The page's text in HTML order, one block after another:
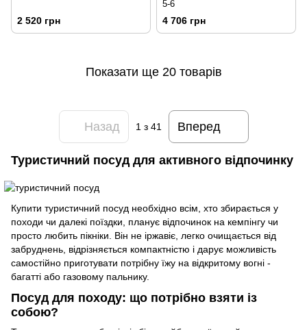
2 520 грн
5-6
4 706 грн
Показати ще 20 товарів
Назад 1з 41 Вперед
Туристичний посуд для активного відпочинку
Купити туристичний посуд необхідно всім, хто збирається у
походи чи далекі поїздки, планує відпочинок на кемпінгу чи
просто любить пікніки. Він не іржавіє, легко очищається від
забруднень, відрізняється компактністю і дарує можливість
самостійно приготувати потрібну їжу на відкритому вогні -
багатті або газовому пальнику.
Посуд для походу: що потрібно взяти із
собою?